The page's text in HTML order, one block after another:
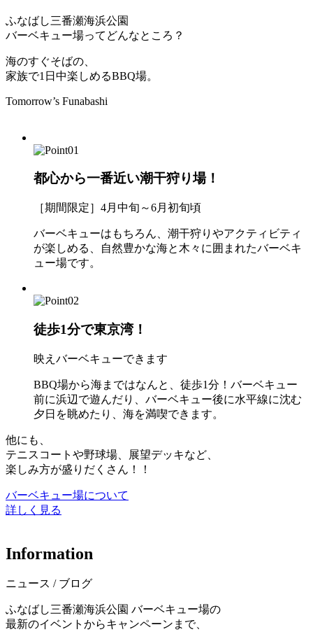
ふなばし三番瀬海浜公園
バーベキュー場ってどんなところ？
海のすぐそばの、
家族で1日中楽しめるBBQ場。
Tomorrow’s Funabashi
都心から一番近い潮干狩り場！
［期間限定］4月中旬～6月初旬頃
バーベキューはもちろん、潮干狩りやアクティビティ
が楽しめる、自然豊かな海と木々に囲まれたバーベキ
ュー場です。
徒歩1分で東京湾！
映えバーベキューできます
BBQ場から海まではなんと、徒歩1分！バーベキュー
前に浜辺で遊んだり、バーベキュー後に水平線に沈む
夕日を眺めたり、海を満喫できます。
他にも、
テニスコートや野球場、展望デッキなど、
楽しみ方が盛りだくさん！！
バーベキュー場について
詳しく見る
Information
ニュース / ブログ
ふなばし三番瀬海浜公園 バーベキュー場の
最新のイベントからキャンペーンまで、